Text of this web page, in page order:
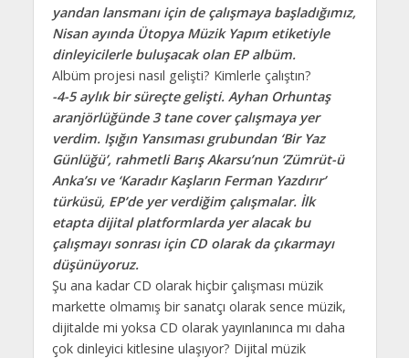
yandan lansmanı için de çalışmaya başladığımız,
Nisan ayında Ütopya Müzik Yapım etiketiyle
dinleyicilerle buluşacak olan EP albüm.
Albüm projesi nasıl gelişti? Kimlerle çalıştın?
-4-5 aylık bir süreçte gelişti. Ayhan Orhuntaş
aranjörlüğünde 3 tane cover çalışmaya yer
verdim. Işığın Yansıması grubundan ‘Bir Yaz
Günlüğü’, rahmetli Barış Akarsu’nun ‘Zümrüt-ü
Anka’sı ve ‘Karadır Kaşların Ferman Yazdırır’
türküsü, EP’de yer verdiğim çalışmalar. İlk
etapta dijital platformlarda yer alacak bu
çalışmayı sonrası için CD olarak da çıkarmayı
düşünüyoruz.
Şu ana kadar CD olarak hiçbir çalışması müzik
markette olmamış bir sanatçı olarak sence müzik,
dijitalde mi yoksa CD olarak yayınlanınca mı daha
çok dinleyici kitlesine ulaşıyor? Dijital müzik